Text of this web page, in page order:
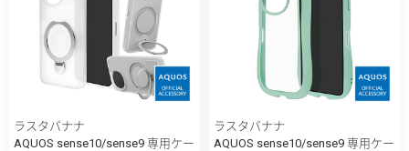
ラスタバナナ
AQUOS sense10/sense9 専用ケー
ラスタバナナ
AQUOS sense10/sense9 専用ケー